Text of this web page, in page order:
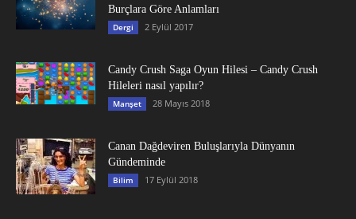
Burçlara Göre Anlamları
Dergi 2 Eylül 2017
Candy Crush Saga Oyun Hilesi – Candy Crush
Hileleri nasıl yapılır?
Manşet 28 Mayıs 2018
Canan Dağdeviren Buluşlarıyla Dünyanın
Gündeminde
Bilim 17 Eylül 2018